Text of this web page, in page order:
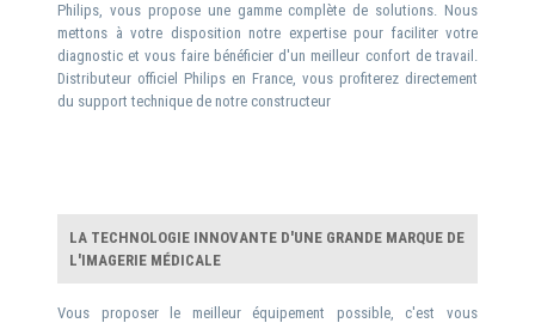
Philips, vous propose une gamme complète de solutions. Nous
mettons à votre disposition notre expertise pour faciliter votre
diagnostic et vous faire bénéficier d'un meilleur confort de travail.
Distributeur officiel Philips en France, vous profiterez directement
du support technique de notre constructeur
LA TECHNOLOGIE INNOVANTE D'UNE GRANDE MARQUE DE
L'IMAGERIE MÉDICALE
Vous proposer le meilleur équipement possible, c'est vous